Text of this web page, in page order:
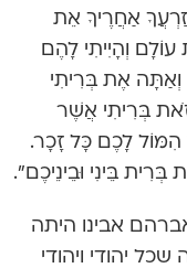
אַחֲרֶיךָ אֵת
וְהָיִיתִי לָהֶם
וְאַתָּה אֶת בְּרִיתִי
בְּרִיתִי אֲשֶׁר
הִמּוֹל לָכֶם כָּל זָכָר.
בֵּינִי וּבֵינֵיכֶם”.
אבינו היתה
יהודי ויהודי